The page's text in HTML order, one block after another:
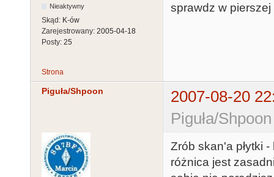
Nieaktywny
Skąd: K-ów
Zarejestrowany: 2005-04-18
Posty: 25
sprawdz w
Strona
Piguła/Shpoon
2007-08-20
Piguła/
Zrób skan'a płytki
różnica jest